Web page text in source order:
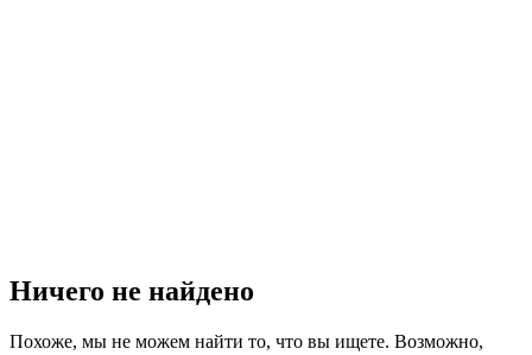
Ничего не найдено
Похоже, мы не можем найти то, что вы ищете. Возможно,